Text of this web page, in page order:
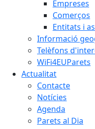
Empreses
Comerços
Entitats i
Informació
Telèfons
WiFi4EUParets
Actualitat
Contacte
Notícies
Agenda
Parets al Dia